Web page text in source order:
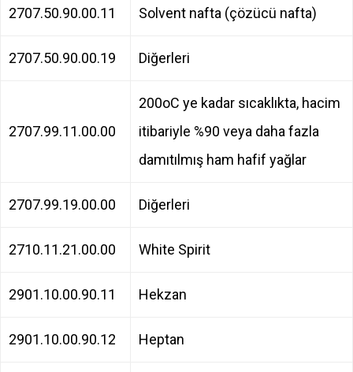
2707.50.90.00.11 Solvent nafta (çözücü nafta)
2707.50.90.00.19 Diğerleri
2707.99.11.00.00
200oC ye kadar sıcaklıkta, hacim
itibariyle %90 veya daha fazla
damıtılmış ham hafif yağlar
2707.99.19.00.00 Diğerleri
2710.11.21.00.00 White Spirit
2901.10.00.90.11 Hekzan
2901.10.00.90.12 Heptan